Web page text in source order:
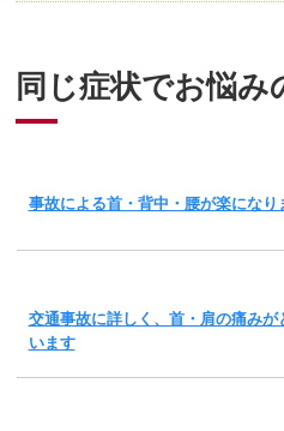
同じ症状でお悩
事故による首・背中・腰が楽になり
交通事故に詳しく、首・肩の痛みが
います